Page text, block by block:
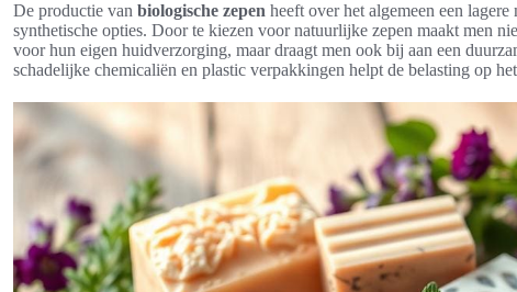
De productie van biologische zepen heeft over het algemeen een
synthetische opties. Door te kiezen voor natuurlijke zepen maakt men
voor hun eigen huidverzorging, maar draagt men ook bij aan een
schadelijke chemicaliën en plastic verpakkingen helpt de belasting op